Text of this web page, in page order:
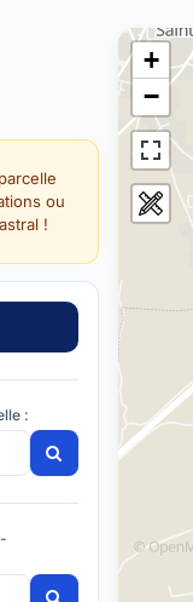
ou
!
:
+
−